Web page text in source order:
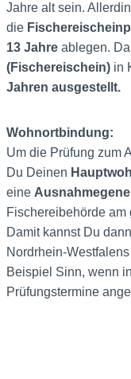
Jahre alt sein.
die
13 Jahre ablegen.
(Fischereischein) in
Jahren ausgestellt.
Wohnortbindung:
Um die Prüfung zum
Du Deinen
eine
Fischereibehörde
Damit kannst Du
Nordrhein-
Beispiel Sinn, wenn
Prüfungstermine